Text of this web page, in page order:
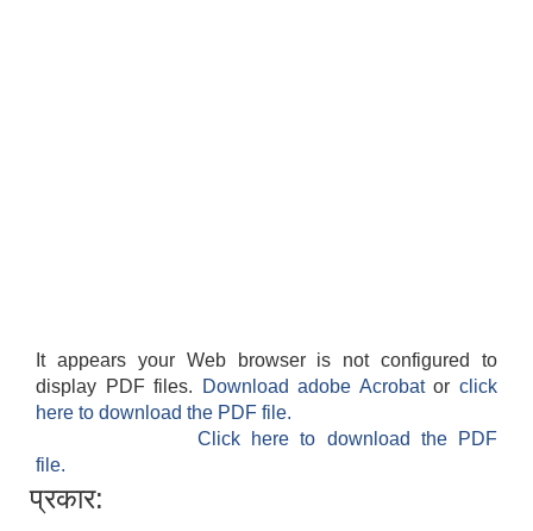
It appears your Web browser is not configured to
display PDF files.
Download adobe Acrobatorclick
here to download the PDF file.
Click here to download the PDF
file.
प्रकार: